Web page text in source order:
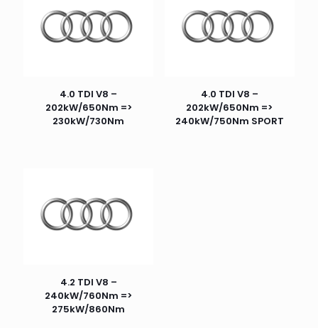
4.0 TDI V8 –
202kW/650Nm =>
230kW/730Nm
4.0 TDI V8 –
202kW/650Nm =>
240kW/750Nm SPORT
4.2 TDI V8 –
240kW/760Nm =>
275kW/860Nm